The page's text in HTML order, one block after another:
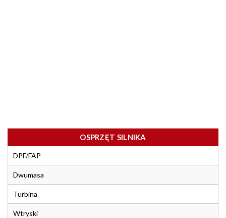
OSPRZĘT SILNIKA
DPF/FAP
Dwumasa
Turbina
Wtryski